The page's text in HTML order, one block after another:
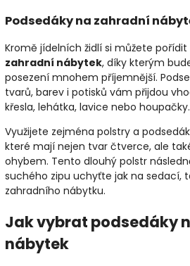
Podsedáky na zahradní
Kromě jídelních židlí si můžete pořídit
zahradní nábytek, díky kterým
posezení mnohem příjemnější.
tvarů, barev i potisků vám přijdou
křesla, lehátka, lavice nebo houpačky.
Využijete zejména polstry a
které mají nejen tvar čtverce, ale
ohybem. Tento dlouhý polstr
suchého zipu uchyťte jak na sedací,
zahradního nábytku.
Jak vybrat podsedáky
nábytek